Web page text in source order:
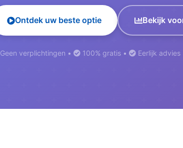
Ontdek uw beste optie Bekijk
Geen verplichtingen • 100% gratis • Eerlijk advies